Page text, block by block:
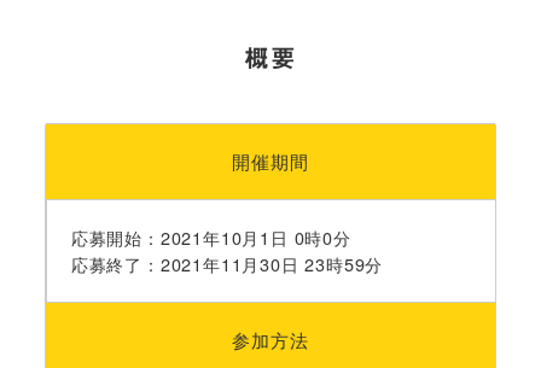
概要
開催期間
応募開始：2021年10月1日 0時0分
応募終了：2021年11月30日 23時59分
参加方法